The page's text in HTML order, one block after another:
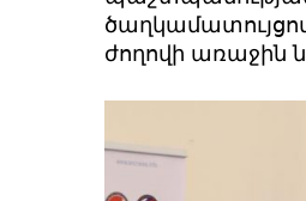
ժողովի առաջին